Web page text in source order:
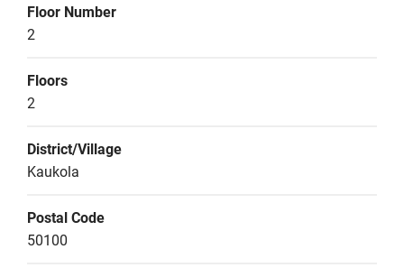
Floor Number
2
Floors
2
District/Village
Kaukola
Postal Code
50100